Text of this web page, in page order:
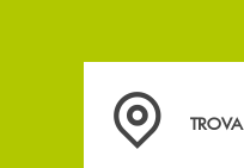
Accedi all'